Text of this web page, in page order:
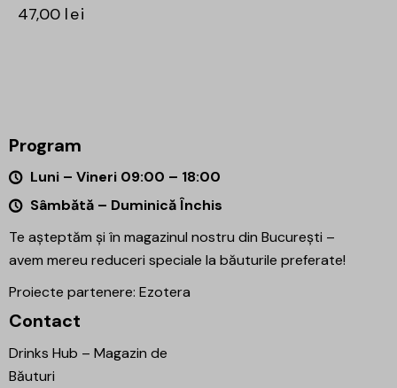
47,00 lei
Program
Luni – Vineri 09:00 – 18:00
Sâmbătă – Duminică Închis
Te așteptăm și în magazinul nostru din București –
avem mereu reduceri speciale la băuturile preferate!
Proiecte partenere: Ezotera
Contact
Drinks Hub – Magazin de
Băuturi